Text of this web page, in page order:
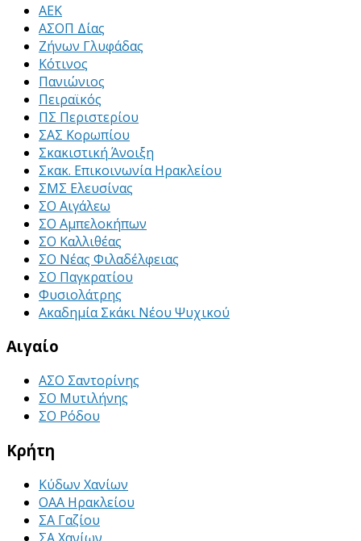
ΑΕΚ
ΑΣΟΠ Δίας
Ζήνων Γλυφάδας
Κότινος
Πανιώνιος
Πειραϊκός
ΠΣ Περιστερίου
ΣΑΣ Κορωπίου
Σκακιστική Άνοιξη
Σκακ. Επικοινωνία Ηρακλείου
ΣΜΣ Ελευσίνας
ΣΟ Αιγάλεω
ΣΟ Αμπελοκήπων
ΣΟ Καλλιθέας
ΣΟ Νέας Φιλαδέλφειας
ΣΟ Παγκρατίου
Φυσιολάτρης
Ακαδημία Σκάκι Νέου Ψυχικού
Αιγαίο
ΑΣΟ Σαντορίνης
ΣΟ Μυτιλήνης
ΣΟ Ρόδου
Κρήτη
Κύδων Χανίων
ΟΑΑ Ηρακλείου
ΣΑ Γαζίου
ΣΑ Χανίων